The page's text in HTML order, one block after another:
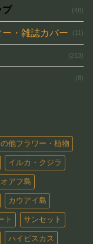
プ (48)
・雑誌カバー (11)
(213)
(8)
他フラワー・植物
イルカ・クジラ
オアフ島
カウアイ島
ト サンセット
ハイビスカス